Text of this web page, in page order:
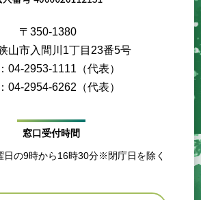
〒350-1380
山市入間川1丁目23番5号
04-2953-1111（代表）
04-2954-6262（代表）
窓口受付時間
日の9時から16時30分※閉庁日を除く